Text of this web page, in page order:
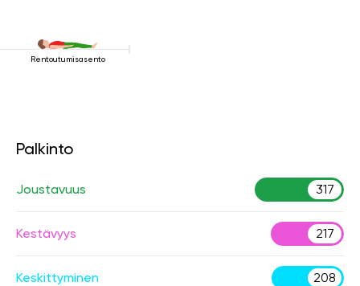
Rentoutumisasento
Palkinto
Joustavuus 317
Kestävyys 217
Keskittyminen 208